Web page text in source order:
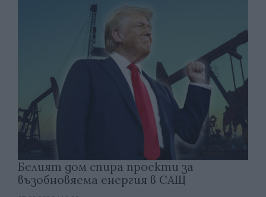
Белият дом спира проекти за
възобновяема енергия в САЩ